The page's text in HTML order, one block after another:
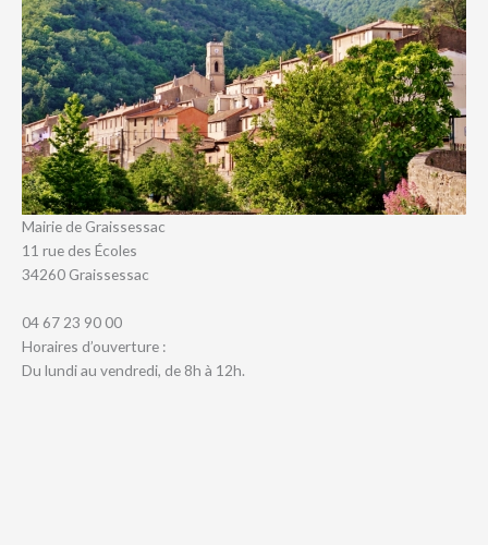
Mairie de Graissessac
11 rue des Écoles
34260 Graissessac
04 67 23 90 00
Horaires d’ouverture :
Du lundi au vendredi, de 8h à 12h.